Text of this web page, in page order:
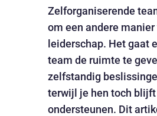
Zelforganiserende
om een andere manier
leiderschap. Het gaat
team de ruimte te
zelfstandig
terwijl je hen toch blijft
ondersteunen. Dit